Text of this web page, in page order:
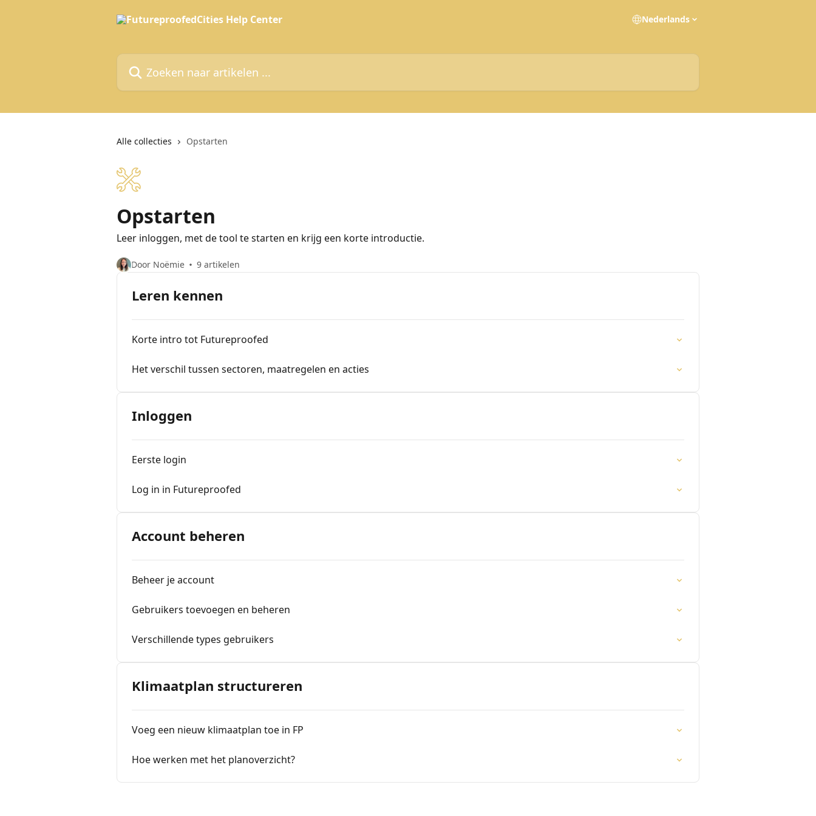
Nederlands
Zoeken naar artikelen ...
Alle collecties Opstarten
Opstarten
Leer inloggen, met de tool te starten en krijg een korte introductie.
Door Noëmie 9 artikelen
Leren kennen
Korte intro tot Futureproofed
Het verschil tussen sectoren, maatregelen en acties
Inloggen
Eerste login
Log in in Futureproofed
Account beheren
Beheer je account
Gebruikers toevoegen en beheren
Verschillende types gebruikers
Klimaatplan structureren
Voeg een nieuw klimaatplan toe in FP
Hoe werken met het planoverzicht?